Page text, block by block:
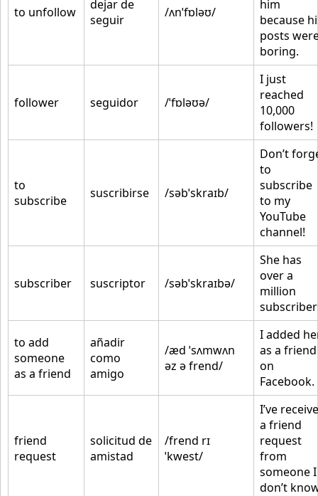
to unfollow
dejar de
seguir
/ʌnˈfɒləʊ/
him
because
posts
boring.
follower seguidor /ˈfɒləʊə/
I just
reached
10,000
followers!
to
subscribe
suscribirse /səbˈskraɪb/
Don’t
to
subscribe
to my
YouTube
channel!
subscriber suscriptor /səbˈskraɪbə/
She has
over a
million
to add
someone
as a friend
añadir
como
amigo
/æd ˈsʌmwʌn
əz ə frend/
I added
as a friend
on
Facebook.
friend
request
solicitud de
amistad
/frend rɪ
ˈkwest/
I’ve
a friend
request
from
someone I
don’t